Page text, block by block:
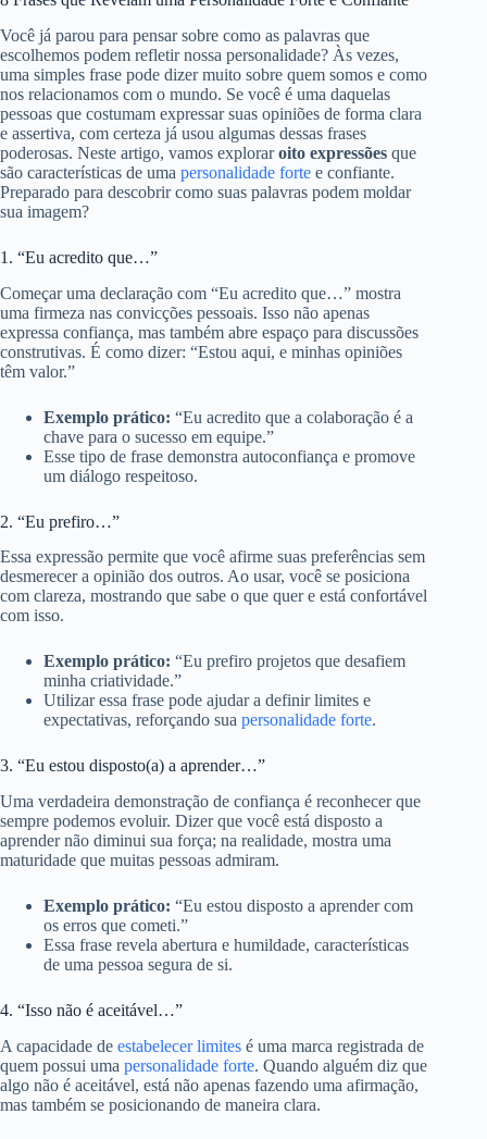
Você já parou para pensar sobre como as palavras que
escolhemos podem refletir nossa personalidade? Às vezes,
uma simples frase pode dizer muito sobre quem somos e como
nos relacionamos com o mundo. Se você é uma daquelas
pessoas que costumam expressar suas opiniões de forma clara
e assertiva, com certeza já usou algumas dessas frases
poderosas. Neste artigo, vamos exploraroito expressões que
são características de uma personalidade forte e confiante.
Preparado para descobrir como suas palavras podem moldar
sua imagem?
1. “Eu acredito que…”
Começar uma declaração com “Eu acredito que…” mostra
uma firmeza nas convicções pessoais. Isso não apenas
expressa confiança, mas também abre espaço para discussões
construtivas. É como dizer: “Estou aqui, e minhas opiniões
têm valor.”
Exemplo prático: “Eu acredito que a colaboração é a
chave para o sucesso em equipe.”
Esse tipo de frase demonstra autoconfiança e promove
um diálogo respeitoso.
2. “Eu prefiro…”
Essa expressão permite que você afirme suas preferências sem
desmerecer a opinião dos outros. Ao usar, você se posiciona
com clareza, mostrando que sabe o que quer e está confortável
com isso.
Exemplo prático: “Eu prefiro projetos que desafiem
minha criatividade.”
Utilizar essa frase pode ajudar a definir limites e
expectativas, reforçando sua personalidade forte.
3. “Eu estou disposto(a) a aprender…”
Uma verdadeira demonstração de confiança é reconhecer que
sempre podemos evoluir. Dizer que você está disposto a
aprender não diminui sua força; na realidade, mostra uma
maturidade que muitas pessoas admiram.
Exemplo prático: “Eu estou disposto a aprender com
os erros que cometi.”
Essa frase revela abertura e humildade, características
de uma pessoa segura de si.
4. “Isso não é aceitável…”
A capacidade de estabelecer limites é uma marca registrada de
quem possui uma personalidade forte. Quando alguém diz que
algo não é aceitável, está não apenas fazendo uma afirmação,
mas também se posicionando de maneira clara.